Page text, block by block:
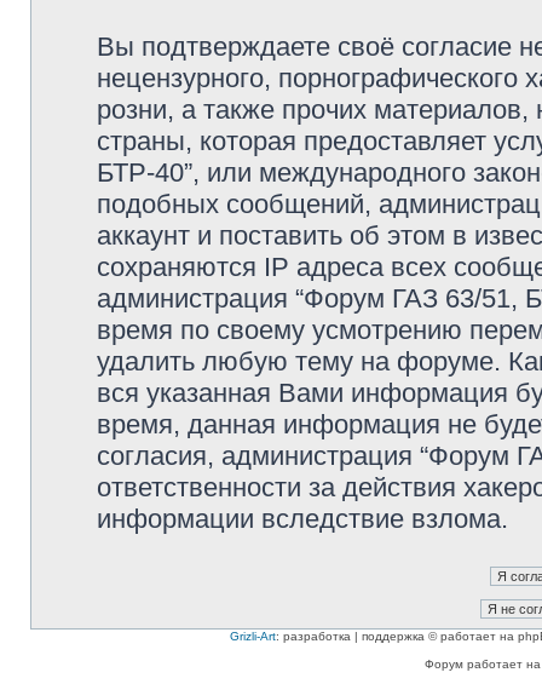
Вы подтверждаете своё согласие
нецензурного, порнографического
розни, а также прочих
страны, которая предоставляет
БТР-40”, или международного
подобных сообщений,
аккаунт и поставить об этом в
сохраняются IP адреса всех
администрация “Форум ГАЗ 63/51,
время по своему усмотрению
удалить любую тему на форуме.
вся указанная Вами информация
время, данная информация не
согласия, администрация “Форум
ответственности за действия
информации вследствие взлома.
Grizli-Art: разработка | поддержка © работает на
Форум работает